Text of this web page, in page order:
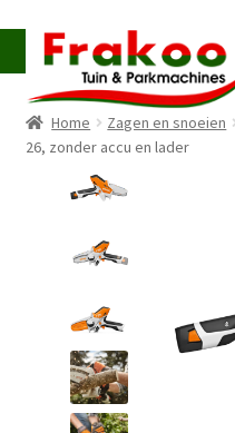
Ga
door
naar
navigatie
Ga
naar
de
inhoudHomepage
Verkoop en Reparatie
STIHL
Accessoires
Contact
Home Zagen en snoeien
26, zonder accu en lader